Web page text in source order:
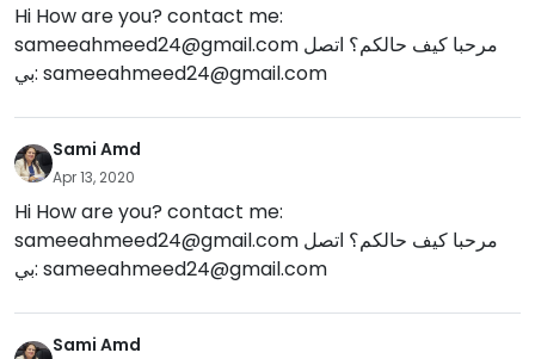
Hi How are you? contact me:
sameeahmeed24@gmail.com
بي: sameeahmeed24@gmail.com
Sami Amd
Apr 13, 2020
Hi How are you? contact me:
sameeahmeed24@gmail.com
بي: sameeahmeed24@gmail.com
Sami Amd